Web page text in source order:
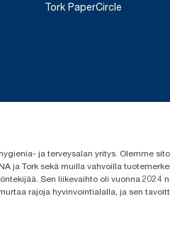
Tork PaperCircle
ja terveysalan yritys. Olemme
ja Tork sekä muilla vahvoilla
Sen liikevaihto oli vuonna
rajoja hyvinvointialalla, ja sen